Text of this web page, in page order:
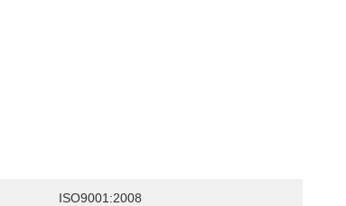
ISO9001:2008